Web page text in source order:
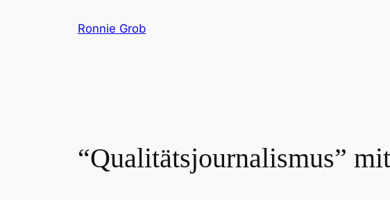
Ronnie Grob
“Qualitätsjournalismus”